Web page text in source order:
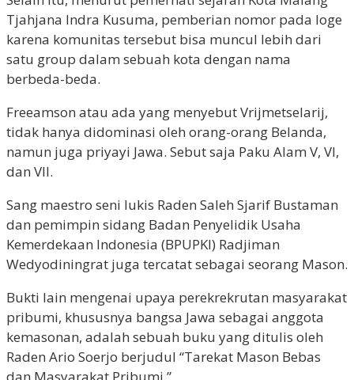
Tjahjana Indra Kusuma, pemberian nomor pada loge
karena komunitas tersebut bisa muncul lebih dari
satu group dalam sebuah kota dengan nama
berbeda-beda.
Freeamson atau ada yang menyebut Vrijmetselarij,
tidak hanya didominasi oleh orang-orang Belanda,
namun juga priyayi Jawa. Sebut saja Paku Alam V, VI,
dan VII.
Sang maestro seni lukis Raden Saleh Sjarif Bustaman
dan pemimpin sidang Badan Penyelidik Usaha
Kemerdekaan Indonesia (BPUPKI) Radjiman
Wedyodiningrat juga tercatat sebagai seorang Mason.
Bukti lain mengenai upaya perekrekrutan masyarakat
pribumi, khususnya bangsa Jawa sebagai anggota
kemasonan, adalah sebuah buku yang ditulis oleh
Raden Ario Soerjo berjudul “Tarekat Mason Bebas
dan Masyarakat Pribumi.”